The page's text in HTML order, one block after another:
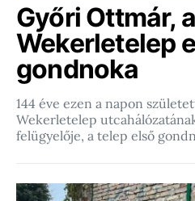
Győri Ottmár, a
Wekerletelep
gondnoka
144 éve ezen a napon
Wekerletelep
felügyelője, a telep első